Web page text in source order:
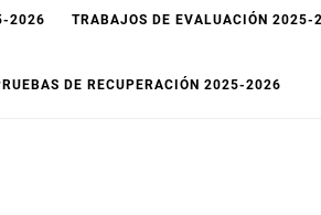
2026 TRABAJOS DE EVALUACIÓN 2025-
DE RECUPERACIÓN 2025-2026